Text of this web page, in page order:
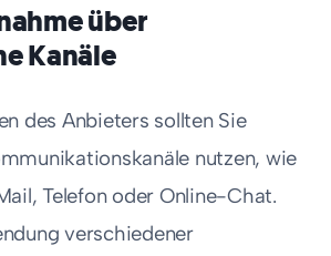
über
Kanäle
des Anbieters sollten Sie
nutzen, wie
Telefon oder Online-Chat.
verschiedener